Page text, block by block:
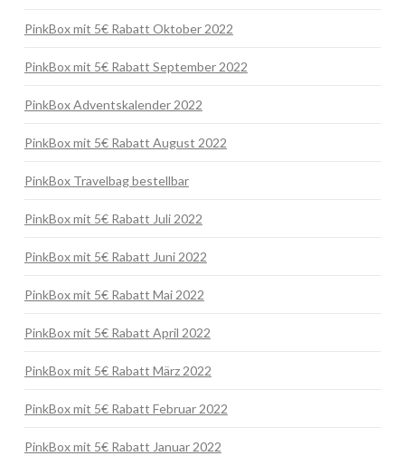
PinkBox mit 5€ Rabatt Oktober 2022
PinkBox mit 5€ Rabatt September 2022
PinkBox Adventskalender 2022
PinkBox mit 5€ Rabatt August 2022
PinkBox Travelbag bestellbar
PinkBox mit 5€ Rabatt Juli 2022
PinkBox mit 5€ Rabatt Juni 2022
PinkBox mit 5€ Rabatt Mai 2022
PinkBox mit 5€ Rabatt April 2022
PinkBox mit 5€ Rabatt März 2022
PinkBox mit 5€ Rabatt Februar 2022
PinkBox mit 5€ Rabatt Januar 2022